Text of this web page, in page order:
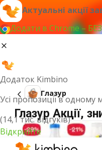
Актуальні акції
Додати в Chrome –
Додаток Kimbino
Усі пропозиції в одному
(14,1 тис. відгуків)
Відкрийте
Глазур
Глазур Акції,